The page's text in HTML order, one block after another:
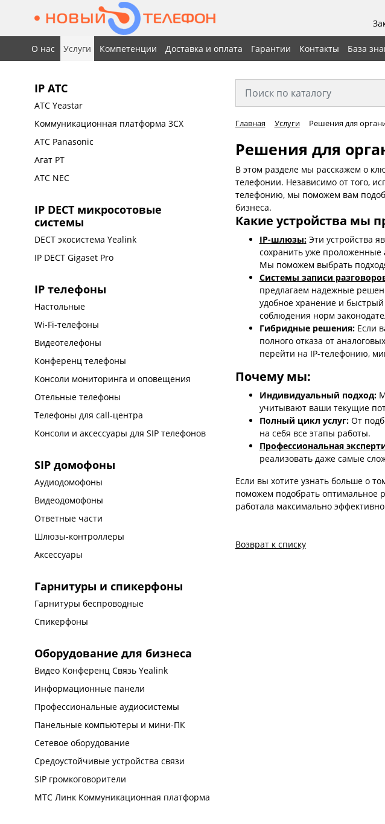
О нас Услуги Компетенции Доставка и оплата Гарантии Контакты База
IP АТС
АТС Yeastar
Коммуникационная платформа 3CX
АТС Panasonic
Агат РТ
АТС NEC
IP DECT микросотовые
системы
DECT экосистема Yealink
IP DECT Gigaset Pro
IP телефоны
Настольные
Wi-Fi-телефоны
Видеотелефоны
Конференц телефоны
Консоли мониторинга и оповещения
Отельные телефоны
Телефоны для call-центра
Консоли и аксессуары для SIP телефонов
SIP домофоны
Аудиодомофоны
Видеодомофоны
Ответные части
Шлюзы-контроллеры
Аксессуары
Гарнитуры и спикерфоны
Гарнитуры беспроводные
Спикерфоны
Оборудование для бизнеса
Видео Конференц Связь Yealink
Информационные панели
Профессиональные аудиосистемы
Панельные компьютеры и мини-ПК
Сетевое оборудование
Средоустойчивые устройства связи
SIP громкоговорители
МТС Линк Коммуникационная платформа
Главная Услуги Решения для
Решения для
В этом разделе мы расскажем о
телефонии. Независимо от того,
телефонию, мы поможем вам
бизнеса.
Какие устройства мы
IP-шлюзы:Эти устройства
сохранить уже проложенные
Мы поможем выбрать
Системы записи
предлагаем надежные
удобное хранение и быстрый
соблюдения норм
Гибридные решения:Если
полного отказа от
перейти на IP-телефонию,
Почему мы:
Индивидуальный подход:
учитывают ваши текущие
Полный цикл услуг:От
на себя все этапы работы.
Профессиональная
реализовать даже самые
Если вы хотите узнать больше о
поможем подобрать оптимальное
работала максимально
Возврат к списку